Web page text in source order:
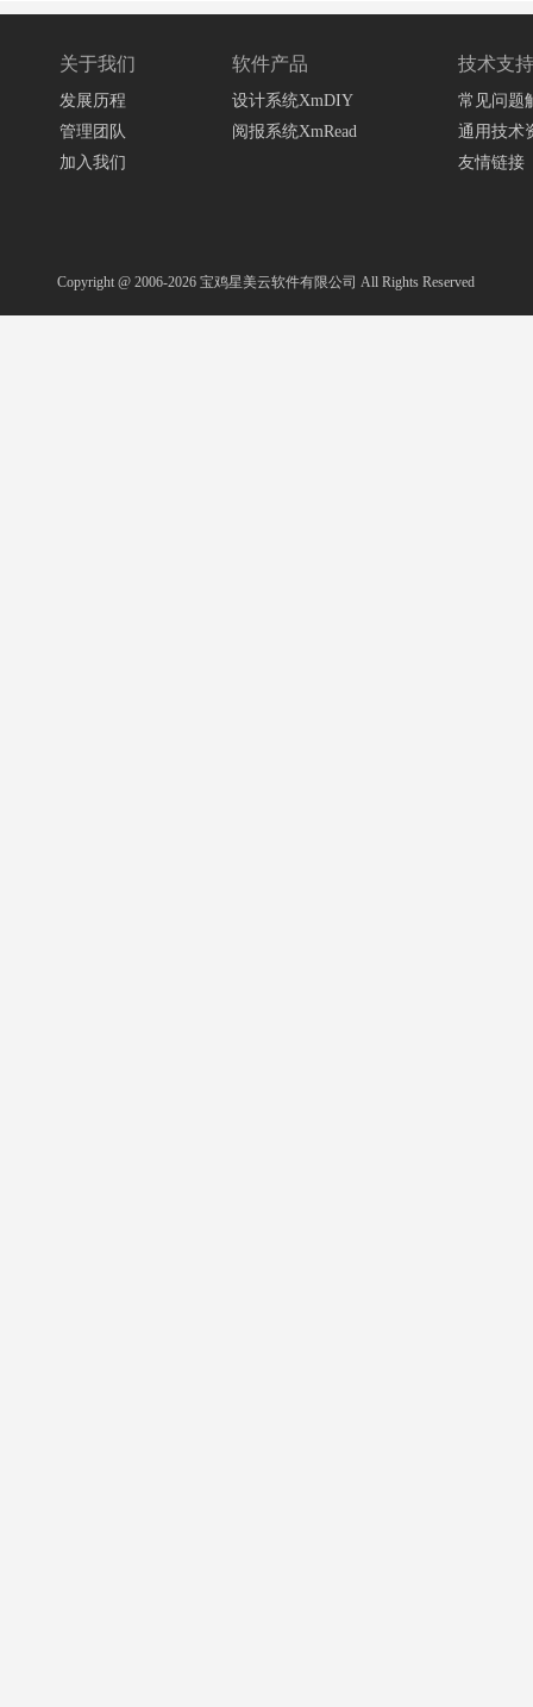
关于我们
发展历程
管理团队
加入我们
软件产品
设计系统XmDIY
阅报系统XmRead
技术支持
常见问题
通用技术
友情链接
Copyright @ 2006-2026 宝鸡星美云软件有限公司 All Rights Reserved